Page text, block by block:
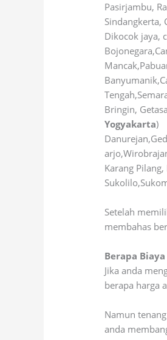
Pasirjambu,
Sindangkerta,
Dikocok jaya,
Bringin,
Yogyakarta)
Karang
Setelah
membahas
Berapa
Jika anda
berapa harga
Namun
anda